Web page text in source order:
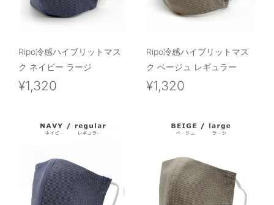
Ripo冷感ハイブリットマス
ク ネイビー ラージ
¥1,320
Ripo冷感ハイブリットマス
ク ベージュ レギュラー
¥1,320